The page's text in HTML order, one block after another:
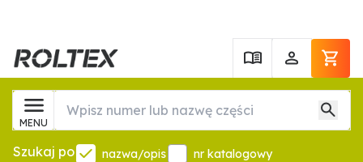
MENU
Szukaj po nazwa/opis nr katalogowy